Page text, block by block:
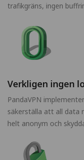
trafikgräns, ingen
Verkligen ingen
PandaVPN
säkerställa att all data
helt anonym och